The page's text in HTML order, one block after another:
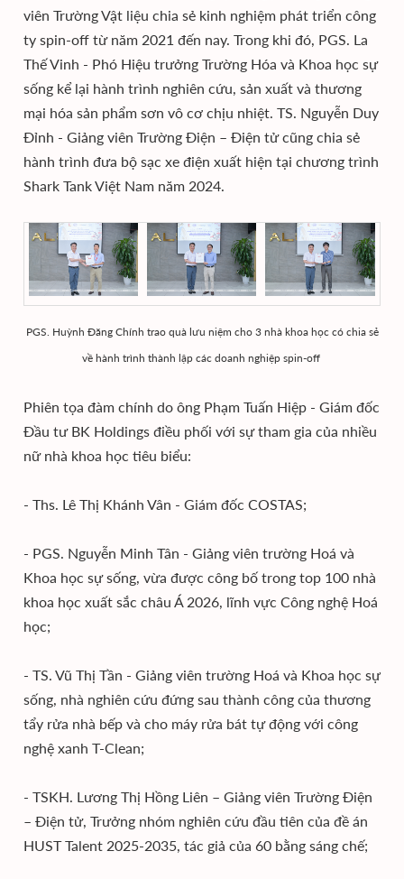
viên Trường Vật liệu chia sẻ kinh nghiệm phát triển công
ty spin-off từ năm 2021 đến nay. Trong khi đó, PGS. La
Thế Vinh - Phó Hiệu trưởng Trường Hóa và Khoa học sự
sống kể lại hành trình nghiên cứu, sản xuất và thương
mại hóa sản phẩm sơn vô cơ chịu nhiệt. TS. Nguyễn Duy
Đỉnh - Giảng viên Trường Điện – Điện tử cũng chia sẻ
hành trình đưa bộ sạc xe điện xuất hiện tại chương trình
Shark Tank Việt Nam năm 2024.
PGS. Huỳnh Đăng Chính trao quà lưu niệm cho 3 nhà khoa học có chia sẻ
về hành trình thành lập các doanh nghiệp spin-off
Phiên tọa đàm chính do ông Phạm Tuấn Hiệp - Giám đốc
Đầu tư BK Holdings điều phối với sự tham gia của nhiều
nữ nhà khoa học tiêu biểu:
- Ths. Lê Thị Khánh Vân - Giám đốc COSTAS;
- PGS. Nguyễn Minh Tân - Giảng viên trường Hoá và
Khoa học sự sống, vừa được công bố trong top 100 nhà
khoa học xuất sắc châu Á 2026, lĩnh vực Công nghệ Hoá
học;
- TS. Vũ Thị Tần - Giảng viên trường Hoá và Khoa học sự
sống, nhà nghiên cứu đứng sau thành công của thương
tẩy rửa nhà bếp và cho máy rửa bát tự động với công
nghệ xanh T-Clean;
- TSKH. Lương Thị Hồng Liên – Giảng viên Trường Điện
– Điện tử, Trưởng nhóm nghiên cứu đầu tiên của đề án
HUST Talent 2025-2035, tác giả của 60 bằng sáng chế;